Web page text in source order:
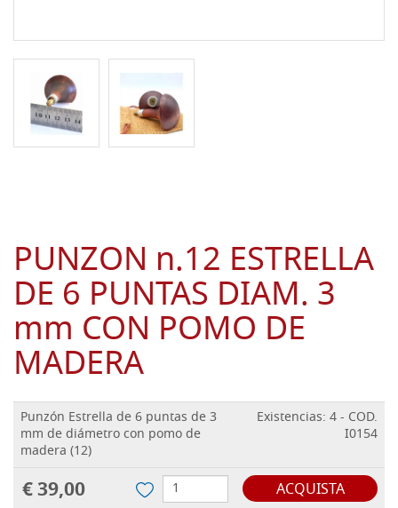
PUNZON n.12 ESTRELLA
DE 6 PUNTAS DIAM. 3
mm CON POMO DE
MADERA
Punzón Estrella de 6 puntas de 3
mm de diámetro con pomo de
madera (12)
Existencias: 4 - COD.
I0154
€ 39,00 ACQUISTA